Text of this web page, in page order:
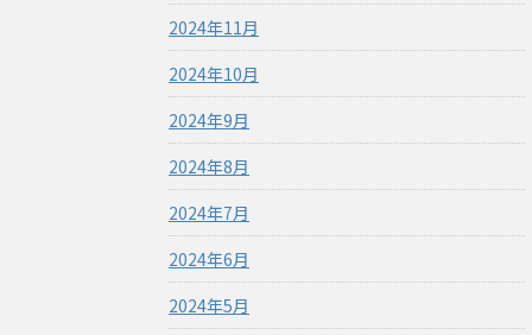
2024年11月
2024年10月
2024年9月
2024年8月
2024年7月
2024年6月
2024年5月